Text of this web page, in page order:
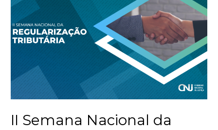
II Semana Nacional da